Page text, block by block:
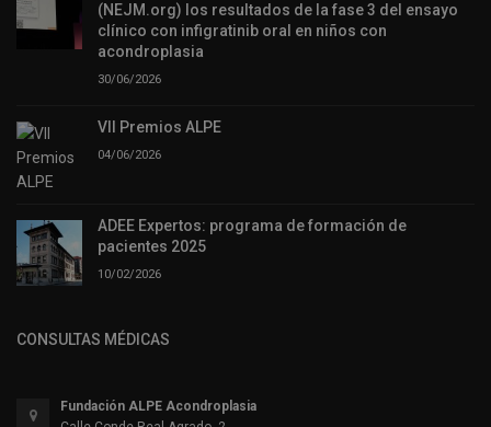
(NEJM.org) los resultados de la fase 3 del ensayo
clínico con infigratinib oral en niños con
acondroplasia
30/06/2026
VII Premios ALPE
04/06/2026
ADEE Expertos: programa de formación de
pacientes 2025
10/02/2026
CONSULTAS MÉDICAS
Fundación ALPE Acondroplasia